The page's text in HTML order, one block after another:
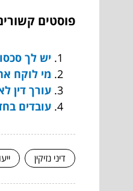
פוסטים
יש לך
מי לוקח
עורך דין
עובדים
דיני נזיקין